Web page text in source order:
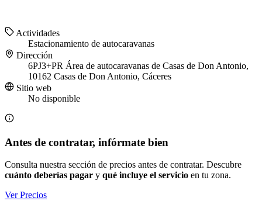
Actividades
Estacionamiento de autocaravanas
Dirección
6PJ3+PR Área de autocaravanas de Casas de Don Antonio,
10162 Casas de Don Antonio, Cáceres
Sitio web
No disponible
Antes de contratar, infórmate bien
Consulta nuestra sección de precios antes de contratar. Descubre
cuánto deberías pagar y qué incluye el servicio en tu zona.
Ver Precios